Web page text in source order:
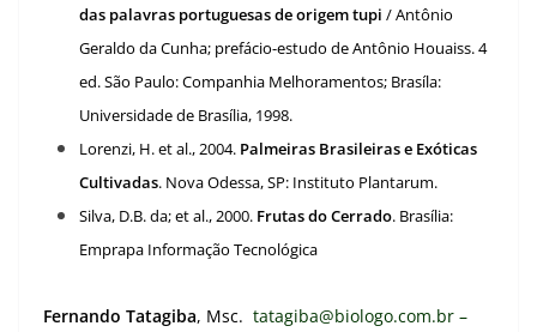
das palavras portuguesas de origem tupi / Antônio
Geraldo da Cunha; prefácio-estudo de Antônio Houaiss. 4
ed. São Paulo: Companhia Melhoramentos; Brasíla:
Universidade de Brasília, 1998.
Lorenzi, H. et al., 2004. Palmeiras Brasileiras e Exóticas
Cultivadas. Nova Odessa, SP: Instituto Plantarum.
Silva, D.B. da; et al., 2000. Frutas do Cerrado. Brasília:
Emprapa Informação Tecnológica
Fernando Tatagiba, Msc. tatagiba@biologo.com.br –